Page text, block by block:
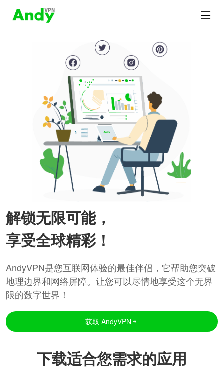
解锁无限可能，
享受全球精彩！
AndyVPN是您互联网体验的最佳伴侣，它帮助您突破
地理边界和网络屏障。让您可以尽情地享受这个无界
限的数字世界！
获取 AndyVPN
下载适合您需求的应用